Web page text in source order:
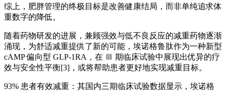
综上，肥胖管理的终极目标是改善健康结局，而非单纯追求体
重数字的降低。
随着药物研发的进展，兼顾强效与低不良反应的减重药物逐渐
涌现，为舒适减重提供了新的可能，埃诺格鲁肽作为一种新型
cAMP 偏向型 GLP-1RA，在 Ⅲ 期临床试验中展现出优异的疗
效与安全性平衡[3]，或将帮助患者更好地实现减重目标。
93% 患者有效减重：其国内三期临床试验数据显示，埃诺格